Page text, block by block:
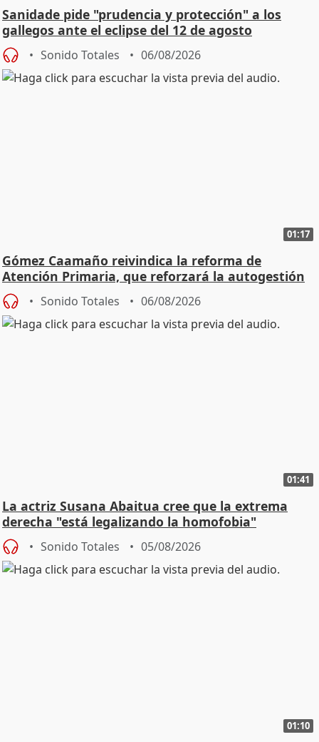
Sanidade pide "prudencia y protección" a los
gallegos ante el eclipse del 12 de agosto
Sonido Totales 06/08/2026
01:17
Gómez Caamaño reivindica la reforma de
Atención Primaria, que reforzará la autogestión
Sonido Totales 06/08/2026
01:41
La actriz Susana Abaitua cree que la extrema
derecha "está legalizando la homofobia"
Sonido Totales 05/08/2026
01:10